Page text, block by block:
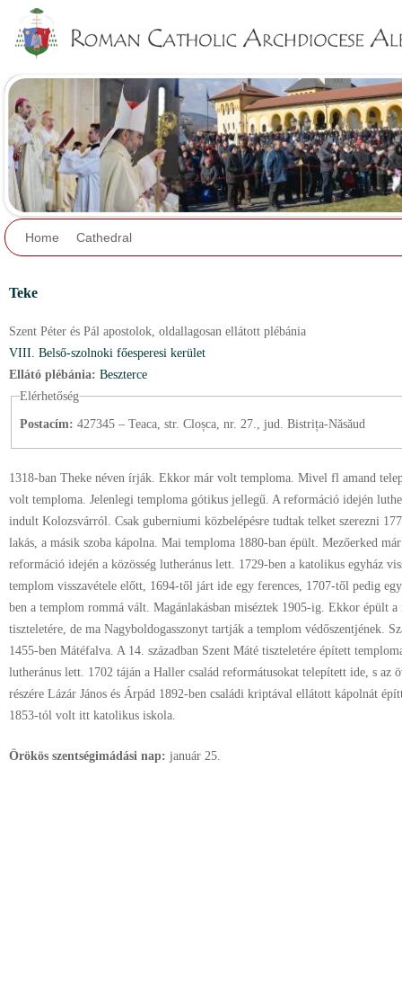
Home Cathedral
Teke
Szent Péter és Pál apostolok, oldallagosan ellátott plébánia
VIII. Belső-szolnoki főesperesi kerület
Ellátó plébánia: Beszterce
Elérhetőség
Postacím: 427345 – Teaca, str. Cloșca, nr. 27., jud. Bistrița-Năsăud
1318-ban Theke néven írják. Ekkor már volt temploma. Mivel fl amand
volt temploma. Jelenlegi temploma gótikus jellegű. A reformáció idején
indult Kolozsvárról. Csak guberniumi közbelépésre tudtak telket szerezni
lakás, a másik szoba kápolna. Mai temploma 1880-ban épült. Mezőerked
reformáció idején a közösség lutheránus lett. 1729-ben a katolikus egyház
templom visszavétele előtt, 1694-től járt ide egy ferences, 1707-től pedig
ben a templom rommá vált. Magánlakásban miséztek 1905-ig. Ekkor épült
tiszteletére, de ma Nagyboldogasszonyt tartják a templom védőszentjének.
1455-ben Mátéfalva. A 14. században Szent Máté tiszteletére épített
lutheránus lett. 1702 táján a Haller család reformátusokat telepített ide, s az
részére Lázár János és Árpád 1892-ben családi kriptával ellátott kápolnát
1853-tól volt itt katolikus iskola.
Örökös szentségimádási nap: január 25.